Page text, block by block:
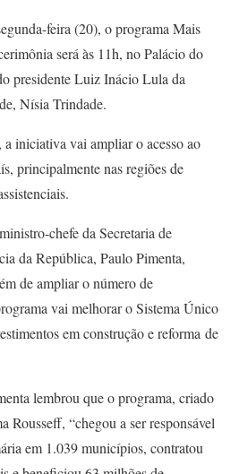
feira (20), o programa Mais
será às 11h, no Palácio do
presidente Luiz Inácio Lula da
Nísia Trindade.
iniciativa vai ampliar o acesso ao
principalmente nas regiões de
chefe da Secretaria de
da República, Paulo Pimenta,
de ampliar o número de
vai melhorar o Sistema Único
em construção e reforma de
lembrou que o programa, criado
Rousseff, “chegou a ser responsável
em 1.039 municípios, contratou